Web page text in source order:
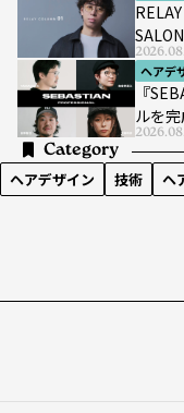
SALON
ヘアデ
『
ルを
Category
ヘアデザイン 技術 ヘ